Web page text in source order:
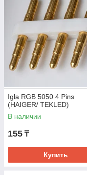
Igla RGB 5050 4 Pins
(HAIGER/ TEKLED)
В наличии
155 ₸
Купить